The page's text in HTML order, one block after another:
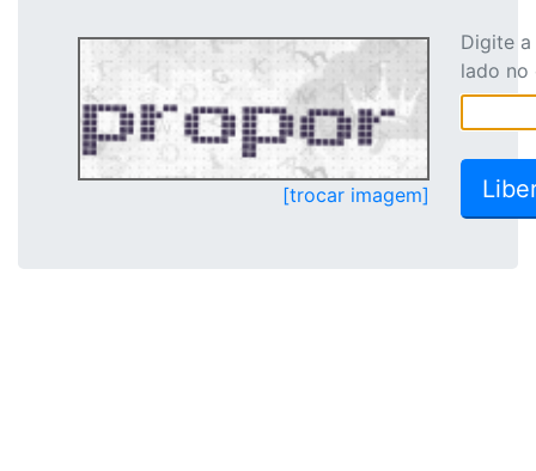
[trocar imagem]
Digite
lado no